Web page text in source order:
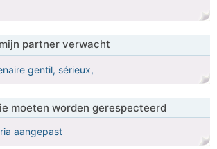
partner verwacht
gentil, sérieux,
moeten worden gerespecteerd
aangepast